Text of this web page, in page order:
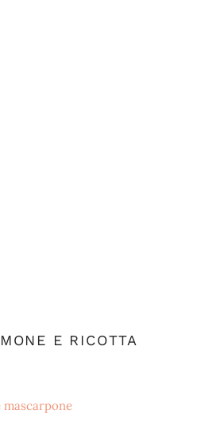
E RICOTTA